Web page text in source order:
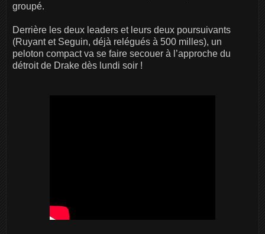
groupé.
Derrière les deux leaders et leurs deux poursuivants
(Ruyant et Seguin, déjà relégués à 500 milles), un
peloton compact va se faire secouer à l’approche du
détroit de Drake dès lundi soir !